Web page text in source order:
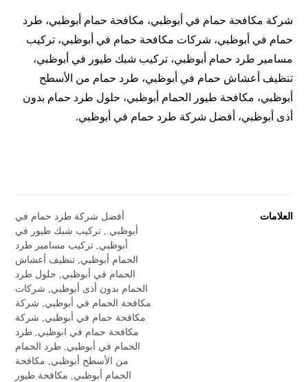
شركة مكافحة حمام في أبوظبي، مكافحة حمام أبوظبي، طرد
حمام في أبوظبي، شركات مكافحة حمام في أبوظبي، تركيب
مسامير طرد حمام أبوظبي، تركيب شبك طيور في أبوظبي،
تنظيف أعشاش حمام في أبوظبي، طرد حمام من الأسطح
أبوظبي، مكافحة طيور الحمام أبوظبي، حلول طرد حمام بدون
أذى أبوظبي، أفضل شركة طرد حمام في أبوظبي.
العلامات
أفضل شركة طرد حمام في
أبوظبي.
تركيب شبك طيور في
أبوظبي تركيب مسامير طرد
الحمام أبوظبي تنظيف أعشاش
الحمام في أبوظبي
حلول طرد
الحمام بدون أذى أبوظبي
شركات
مكافحة الحمام في أبوظبي
شركة
مكافحة حمام في أبوظبي
شركة
مكافحة حمام في ابوظبي طرد
الحمام في أبوظبي طرد الحمام
من الأسطح أبوظبي
مكافحة
الحمام أبوظبي
مكافحة طيور